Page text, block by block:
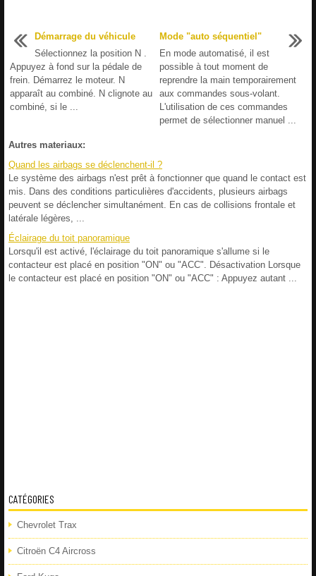
Démarrage du véhicule
Sélectionnez la position N .
Appuyez à fond sur la pédale de
frein. Démarrez le moteur. N
apparaît au combiné. N clignote au
combiné, si le ...
Mode "auto séquentiel"
En mode automatisé, il est
possible à tout moment de
reprendre la main temporairement
aux commandes sous-volant.
L'utilisation de ces commandes
permet de sélectionner manuel ...
Autres materiaux:
Quand les airbags se déclenchent-il ?
Le système des airbags n'est prêt à fonctionner que quand le contact est
mis. Dans des conditions particulières d'accidents, plusieurs airbags
peuvent se déclencher simultanément. En cas de collisions frontale et
latérale légères, ...
Éclairage du toit panoramique
Lorsqu'il est activé, l'éclairage du toit panoramique s'allume si le
contacteur est placé en position "ON" ou "ACC". Désactivation Lorsque
le contacteur est placé en position "ON" ou "ACC" : Appuyez autant ...
CATÉGORIES
Chevrolet Trax
Citroën C4 Aircross